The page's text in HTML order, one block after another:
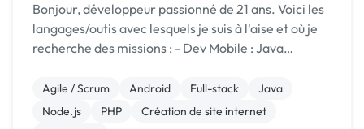
Bonjour, développeur passionné de 21 ans. Voici les
langages/outis avec lesquels je suis à l'aise et où je
recherche des missions : - Dev Mobile : Java
Base de données : MySQL | NoSQL | Firebas...
Agile / Scrum Android Full-stack
Java
Node.js
PHP
Création de site internet